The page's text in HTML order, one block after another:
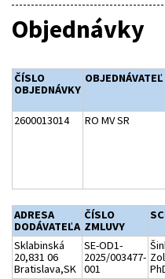
Objednávky
ČÍSLO
OBJEDNÁVKY
OBJEDNÁVATEĽ
2600013014 RO MV SR
ADRESA
DODÁVATEĽA
ČÍSLO
ZMLUVY
Sklabinská
20,831 06
Bratislava,SK
SE-OD1-
2025/003477-
001